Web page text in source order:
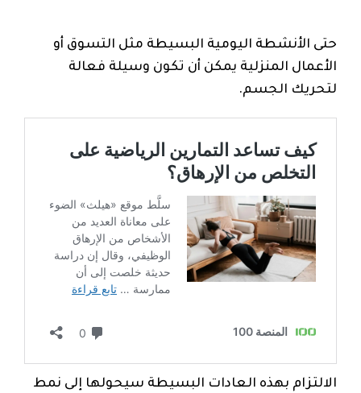
حتى الأنشطة اليومية البسيطة مثل التسوق أو
الأعمال المنزلية يمكن أن تكون وسيلة فعالة
لتحريك الجسم.
الالتزام بهذه العادات البسيطة سيحولها إلى نمط